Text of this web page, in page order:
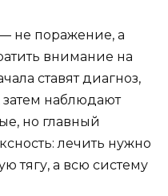
не поражение, а
внимание на
ставят диагноз,
наблюдают
но главный
лечить нужно
тягу, а всю систему